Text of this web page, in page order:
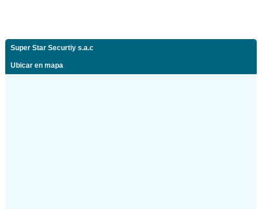
Super Star Securtiy s.a.c
Ubicar en mapa